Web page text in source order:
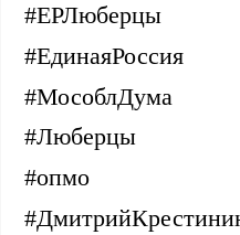
#ЕРЛюберцы
#ЕдинаяРоссия
#МособлДума
#Люберцы
#опмо